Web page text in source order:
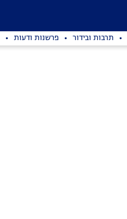
תרבות ובידור פרשנות ודעות